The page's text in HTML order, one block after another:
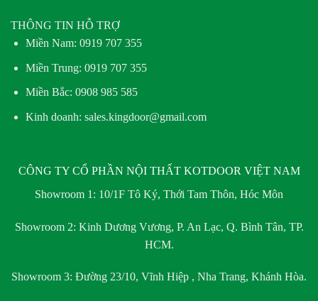
THÔNG TIN HỖ TRỢ
Miền Nam: 0919 707 355
Miền Trung: 0919 707 355
Miền Bắc: 0908 985 585
Kinh doanh: sales.kingdoor@gmail.com
CÔNG TY CỔ PHẦN NỘI THẤT KOTDOOR VIỆT NAM
Showroom 1: 10/1F Tô Ký, Thới Tam Thôn, Hóc Môn
Showroom 2: Kinh Dương Vương, P. An Lạc, Q. Bình Tân, TP.
HCM.
Showroom 3: Đường 23/10, Vĩnh Hiệp , Nha Trang, Khánh Hòa.